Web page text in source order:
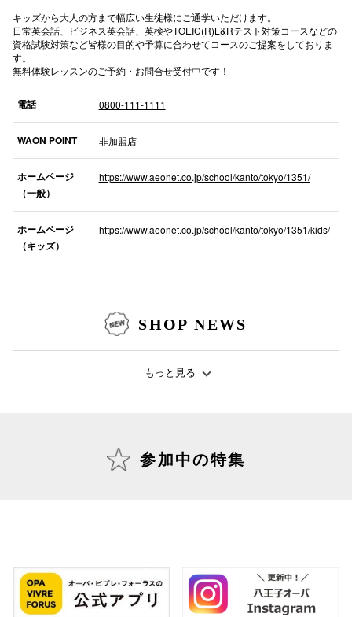
キッズから大人の方まで幅広い生徒様にご通学いただけます。
日常英会話、ビジネス英会話、英検やTOEIC(R)L&Rテスト対策コースなどの
資格試験対策など皆様の目的や予算に合わせてコースのご提案をしておりま
す。
無料体験レッスンのご予約・お問合せ受付中です！
電話 0800-111-1111
WAON POINT 非加盟店
ホームページ
（一般）
https://www.aeonet.co.jp/school/kanto/tokyo/1351/
ホームページ
（キッズ）
https://www.aeonet.co.jp/school/kanto/tokyo/1351/kids/
SHOP NEWS
もっと見る
参加中の特集
高崎オ
那覇オ